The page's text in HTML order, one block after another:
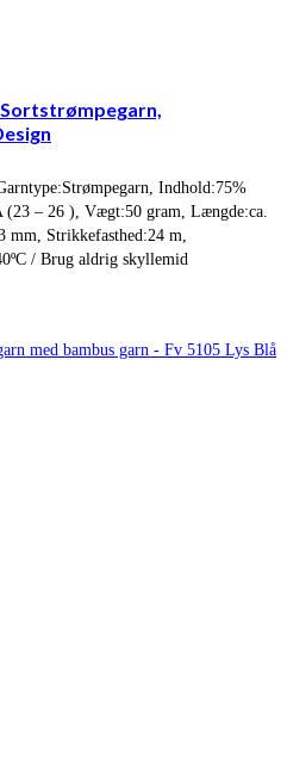
Indhold:75%
(23 – 26 ), Vægt:50 gram, Længde:ca.
mm, Strikkefasthed:24 m,
/ Brug aldrig skyllemid